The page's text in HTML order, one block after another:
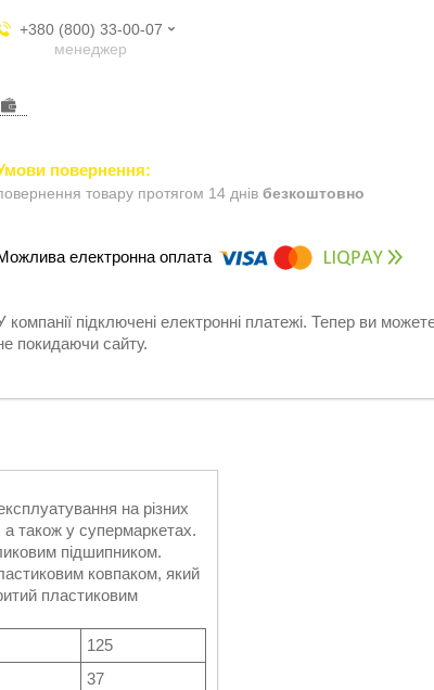
+380 (800) 33-00-07
менеджер
товару протягом 14 днів безкоштовно
компанії підключені електронні платежі. Тепер ви
покидаючи сайту.
на різних
а також у супермаркетах.
підшипником.
ковпаком, який
пластиковим
125
37